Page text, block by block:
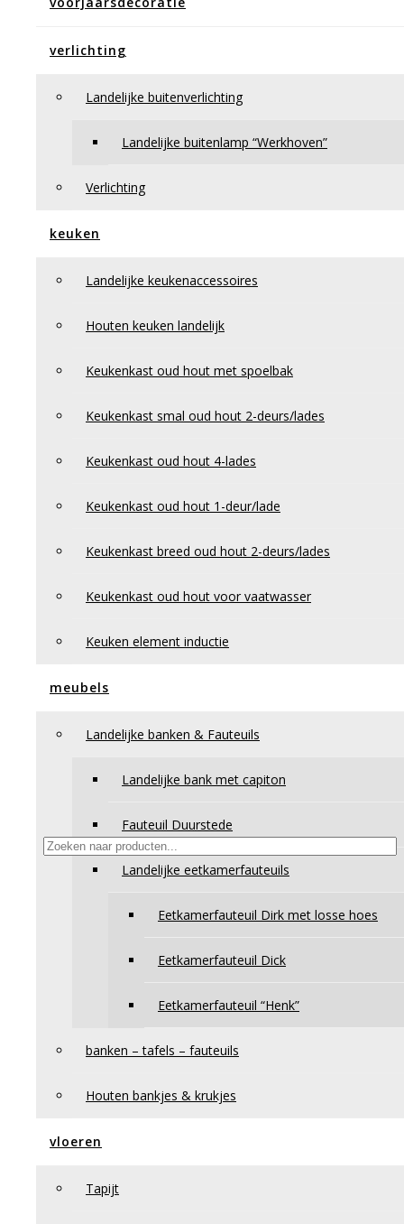
verlichting
Landelijke buitenverlichting
Landelijke buitenlamp “Werkhoven”
Verlichting
keuken
Landelijke keukenaccessoires
Houten keuken landelijk
Keukenkast oud hout met spoelbak
Keukenkast smal oud hout 2-deurs/lades
Keukenkast oud hout 4-lades
Keukenkast oud hout 1-deur/lade
Keukenkast breed oud hout 2-deurs/lades
Keukenkast oud hout voor vaatwasser
Keuken element inductie
meubels
Landelijke banken & Fauteuils
Landelijke bank met capiton
Fauteuil Duurstede
Landelijke eetkamerfauteuils
Eetkamerfauteuil Dirk met losse hoes
Eetkamerfauteuil Dick
Eetkamerfauteuil “Henk”
banken – tafels – fauteuils
Houten bankjes & krukjes
vloeren
Tapijt
Eetkamerfauteuil Dick
banken – tafels – fauteuils
Houten bankjes & krukjes
Tapijt
Natuursteen
Duettes
Shutters
contact
Bestellen en betalen
Retourneren en klachten
Producten zoeken